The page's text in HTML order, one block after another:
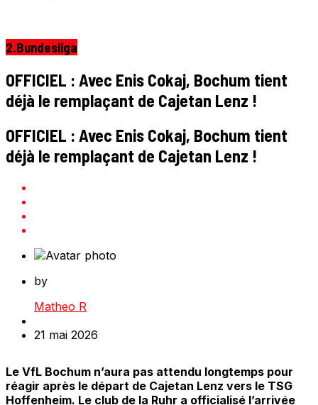
2.Bundesliga
OFFICIEL : Avec Enis Cokaj, Bochum tient
déjà le remplaçant de Cajetan Lenz !
OFFICIEL : Avec Enis Cokaj, Bochum tient
déjà le remplaçant de Cajetan Lenz !
by
Matheo R
21 mai 2026
Le VfL Bochum n’aura pas attendu longtemps pour
réagir après le départ de Cajetan Lenz vers le TSG
Hoffenheim. Le club de la Ruhr a officialisé l’arrivée